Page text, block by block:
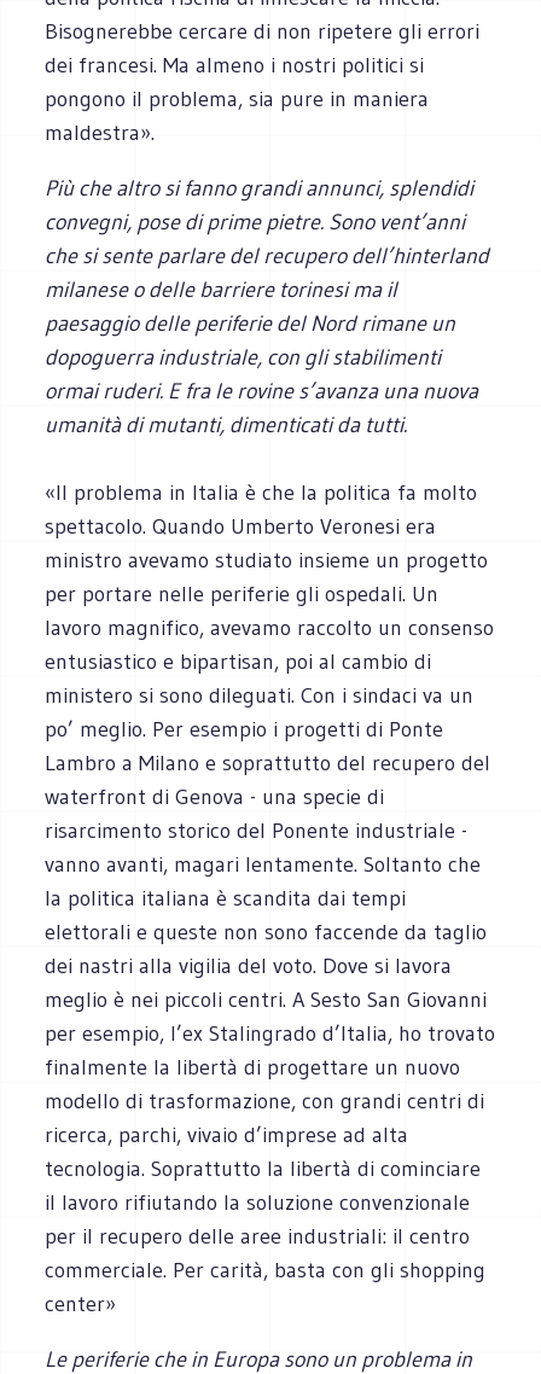
Bisognerebbe cercare di non ripetere gli errori
dei francesi. Ma almeno i nostri politici si
pongono il problema, sia pure in maniera
maldestra».
Più che altro si fanno grandi annunci, splendidi
convegni, pose di prime pietre. Sono vent’anni
che si sente parlare del recupero dell’hinterland
milanese o delle barriere torinesi ma il
paesaggio delle periferie del Nord rimane un
dopoguerra industriale, con gli stabilimenti
ormai ruderi. E fra le rovine s’avanza una nuova
umanità di mutanti, dimenticati da tutti.
«Il problema in Italia è che la politica fa molto
spettacolo. Quando Umberto Veronesi era
ministro avevamo studiato insieme un progetto
per portare nelle periferie gli ospedali. Un
lavoro magnifico, avevamo raccolto un consenso
entusiastico e bipartisan, poi al cambio di
ministero si sono dileguati. Con i sindaci va un
po’ meglio. Per esempio i progetti di Ponte
Lambro a Milano e soprattutto del recupero del
waterfront di Genova - una specie di
risarcimento storico del Ponente industriale -
vanno avanti, magari lentamente. Soltanto che
la politica italiana è scandita dai tempi
elettorali e queste non sono faccende da taglio
dei nastri alla vigilia del voto. Dove si lavora
meglio è nei piccoli centri. A Sesto San Giovanni
per esempio, l’ex Stalingrado d’Italia, ho trovato
finalmente la libertà di progettare un nuovo
modello di trasformazione, con grandi centri di
ricerca, parchi, vivaio d’imprese ad alta
tecnologia. Soprattutto la libertà di cominciare
il lavoro rifiutando la soluzione convenzionale
per il recupero delle aree industriali: il centro
commerciale. Per carità, basta con gli shopping
center»
Le periferie che in Europa sono un problema in